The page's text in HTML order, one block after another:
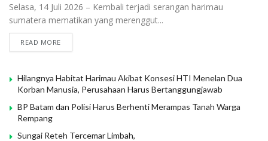
Selasa, 14 Juli 2026 – Kembali terjadi serangan harimau
sumatera mematikan yang merenggut...
READ MORE
Hilangnya Habitat Harimau Akibat Konsesi HTI Menelan Dua
Korban Manusia, Perusahaan Harus Bertanggungjawab
BP Batam dan Polisi Harus Berhenti Merampas Tanah Warga
Rempang
Sungai Reteh Tercemar Limbah,